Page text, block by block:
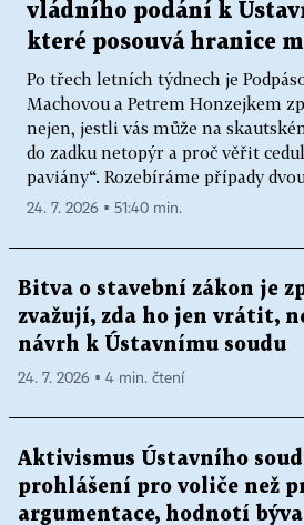
vládního podání k
které posouvá hranice
Po třech letních týdnech je
Machovou a Petrem Honzejkem
nejen, jestli vás může na
do zadku netopýr a proč věřit
paviány“. Rozebíráme případy
24. 7. 2026 ▪ 51:40 min.
Bitva o stavební zákon je
zvažují, zda ho jen vrátit,
návrh k Ústavnímu soudu
24. 7. 2026 ▪ 4 min. čtení
Aktivismus Ústavního
prohlášení pro voliče než
argumentace, hodnotí